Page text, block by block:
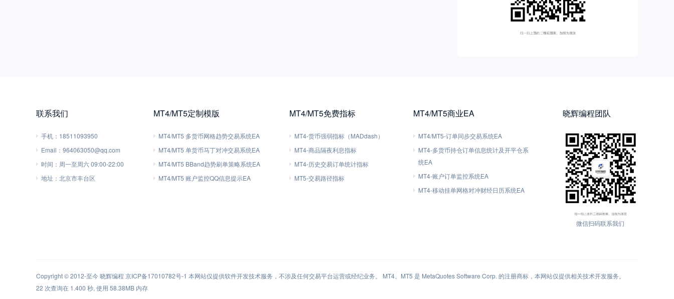
联系我们
手机： 18511093950
Email： 964063050@qq.com
时间： 周一至周六 09:00-22:00
地址： 北京市丰台区
MT4/MT5定制模版
MT4/MT5 多货币网格趋势交易系统EA
MT4/MT5 单货币马丁对冲交易系统EA
MT4/MT5 BBand趋势刷单策略系统EA
MT4/MT5 账户监控QQ信息提示EA
MT4/MT5免费指标
MT4-货币强弱指标（MADdash）
MT4-商品隔夜利息指标
MT4-历史交易订单统计指标
MT5-交易路径指标
MT4/MT5商业EA
MT4/MT5-订单同步交易系统EA
MT4-多货币持仓订单信息统计及开平仓系
统EA
MT4-账户订单监控系统EA
MT4-移动挂单网格对冲财经日历系统EA
晓辉编程团队
微信扫码联系我们
Copyright © 2012-至今晓辉编程 京ICP备17010782号-1 本网站仅提供软件开发技术服务，不涉及任何交易平台运营或经纪业务。 MT4、MT5 是 MetaQuotes Software Corp. 的注册商标，本网站仅提供相关技术开发服务。
22 次查询在 1.400 秒, 使用 58.38MB 内存